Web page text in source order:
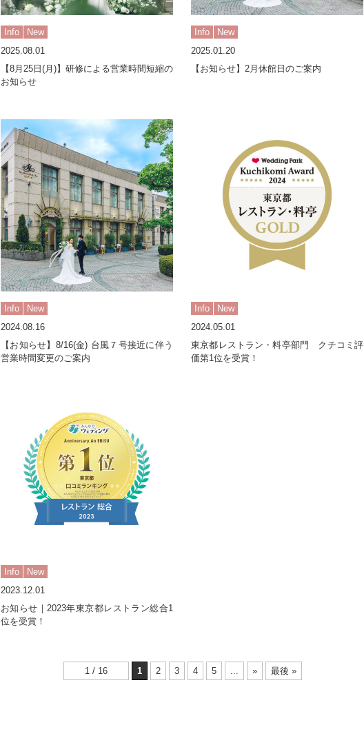
Info
New
2025.08.01
【8月25日(月)】研修による営業時間短縮の
お知らせ
Info
New
2025.01.20
【お知らせ】2月休館日のご案内
Info
New
2024.08.16
【お知らせ】8/16(金) 台風７号接近に伴う
営業時間変更のご案内
Info
New
2024.05.01
東京都レストラン・料亭部門 クチコミ評
価第1位を受賞！
Info
New
2023.12.01
お知らせ｜2023年東京都レストラン総合1
位を受賞！
1 / 16 1 2 3 4 5 ... » 最後 »